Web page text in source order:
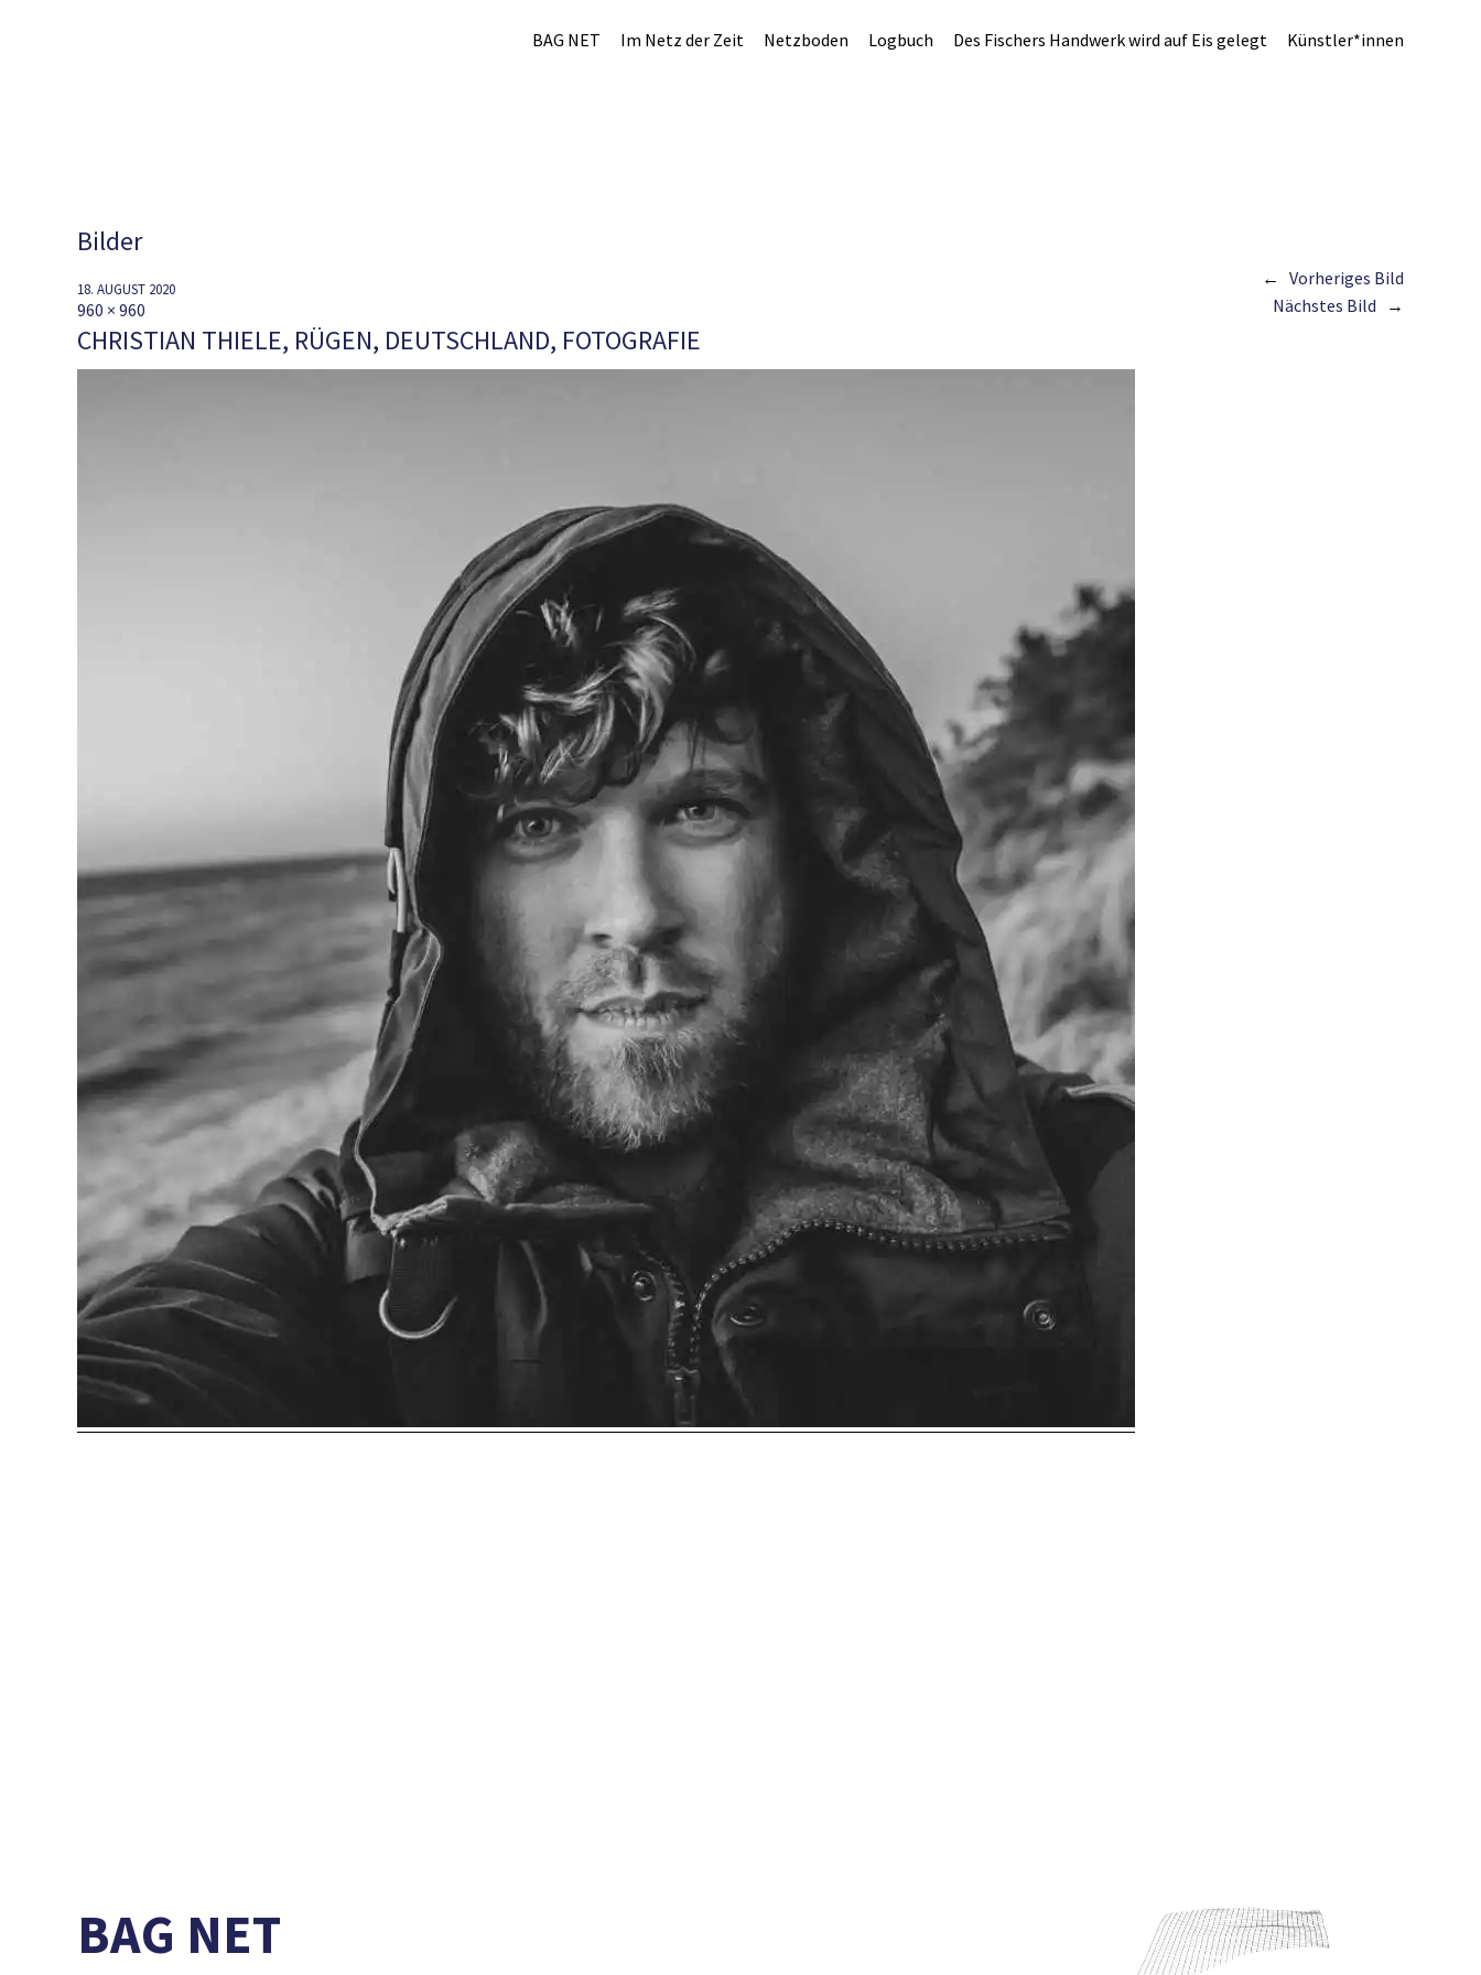
BAG NET Im Netz der Zeit Netzboden Logbuch Des Fischers Handwerk wird auf Eis gelegt Künstler*innen
Bilder
18. AUGUST 2020
960 × 960
CHRISTIAN THIELE, RÜGEN, DEUTSCHLAND, FOTOGRAFIE
Nächstes Bild
Vorheriges Bild
BAG NET